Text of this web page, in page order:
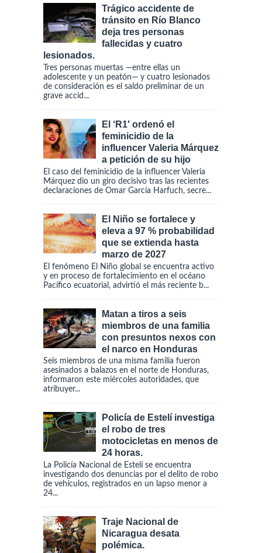
Trágico accidente de
tránsito en Río Blanco
deja tres personas
fallecidas y cuatro
lesionados.
Tres personas muertas —entre ellas un
adolescente y un peatón— y cuatro lesionados
de consideración es el saldo preliminar de un
grave accid...
El ‘R1′ ordenó el
feminicidio de la
influencer Valeria Márquez
a petición de su hijo
El caso del feminicidio de la influencer Valeria
Márquez dio un giro decisivo tras las recientes
declaraciones de Omar García Harfuch, secre...
El Niño se fortalece y
eleva a 97 % probabilidad
que se extienda hasta
marzo de 2027
El fenómeno El Niño global se encuentra activo
y en proceso de fortalecimiento en el océano
Pacífico ecuatorial, advirtió el más reciente b...
Matan a tiros a seis
miembros de una familia
con presuntos nexos con
el narco en Honduras
Seis miembros de una misma familia fueron
asesinados a balazos en el norte de Honduras,
informaron este miércoles autoridades, que
atribuyer...
Policía de Estelí investiga
el robo de tres
motocicletas en menos de
24 horas.
La Policía Nacional de Estelí se encuentra
investigando dos denuncias por el delito de robo
de vehículos, registrados en un lapso menor a
24...
Traje Nacional de
Nicaragua desata
polémica.